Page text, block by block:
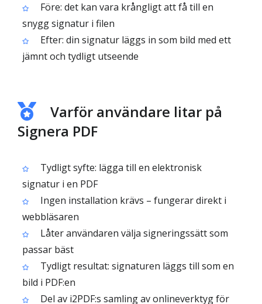
Före: det kan vara krångligt att få till en
snygg signatur i filen
Efter: din signatur läggs in som bild med ett
jämnt och tydligt utseende
Varför användare litar på
Signera PDF
Tydligt syfte: lägga till en elektronisk
signatur i en PDF
Ingen installation krävs – fungerar direkt i
webbläsaren
Låter användaren välja signeringssätt som
passar bäst
Tydligt resultat: signaturen läggs till som en
bild i PDF:en
Del av i2PDF:s samling av onlineverktyg för